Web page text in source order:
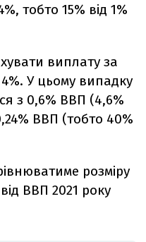
тобто 15% від 1%
виплату за
У цьому випадку
з 0,6% ВВП (4,6%
ВВП (тобто 40%
розміру
ВВП 2021 року